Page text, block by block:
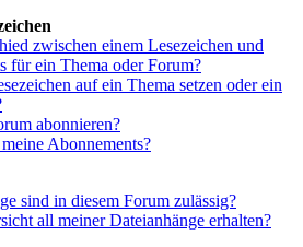
zwischen einem Lesezeichen und
für ein Thema oder Forum?
auf ein Thema setzen oder ein
abonnieren?
Abonnements?
sind in diesem Forum zulässig?
all meiner Dateianhänge erhalten?